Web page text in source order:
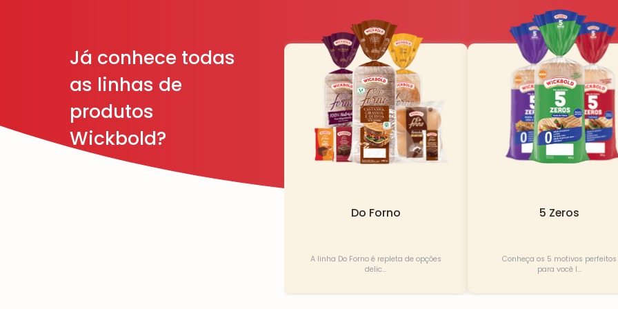
Já conhece todas
as linhas de
produtos
Wickbold?
Do Forno
A linha Do Forno é repleta de opções
delic...
5 Zeros
Conheça os 5 motivos perfeitos
para você l...